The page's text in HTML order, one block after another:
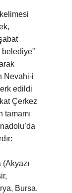
belediye”
Nevahi-i
edildi
Çerkez
tamamı
Bursa.